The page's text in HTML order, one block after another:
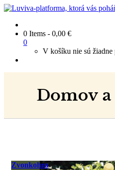
0 Items - 0,00 €
0
V košíku nie sú žiadne
Domov
Zvonkohra